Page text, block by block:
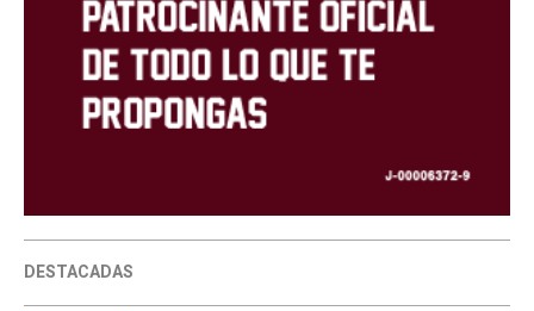
DESTACADAS